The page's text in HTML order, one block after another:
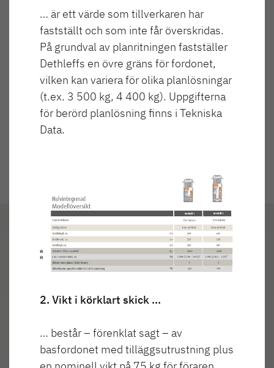
Integrerad med dubbelgolv
och vattenburen värme
ALPA
Integrerad med u-soffa i bak
Till husbilarna
Camper Vans
Dethleffs originaltillbehör
T 7052 EBL T 7052 DBM
T 7052 DBL
3 499 kg 954 000,00 kr
Halvintegrerad
Planlösning
T 7052 EBL
Spots på
… är ett värde som tillverkaren har
fastställt och som inte får överskridas.
På grundval av planritningen fastställer
Dethleffs en övre gräns för fordonet,
vilken kan variera för olika planlösningar
(t.ex. 3 500 kg, 4 400 kg). Uppgifterna
för berörd planlösning finns i Tekniska
Data.
2. Vikt i körklart skick …
… består – förenklat sagt – av
basfordonet med tilläggsutrustning plus